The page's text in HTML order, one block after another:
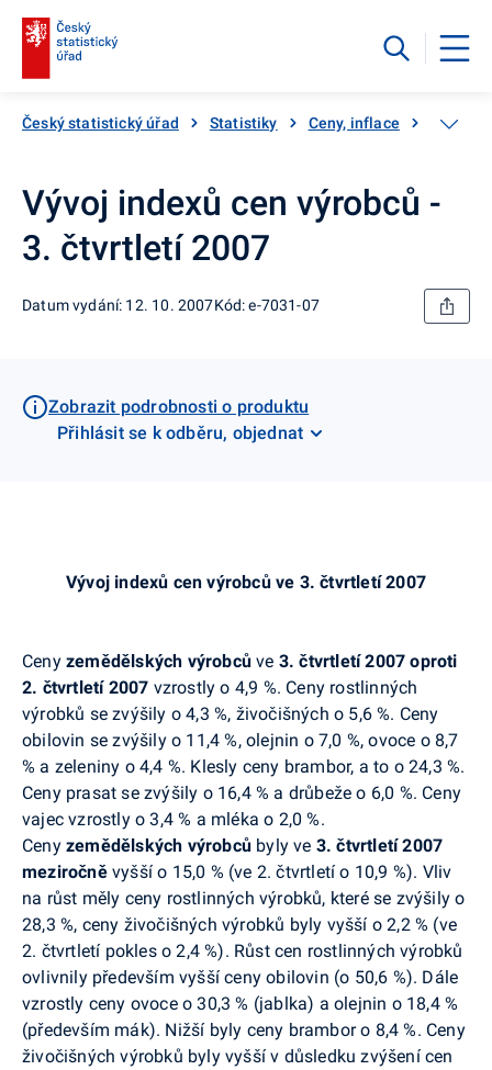
Český statistický úřad Statistiky Ceny, inflace Ceny
Vývoj indexů cen výrobců -
3. čtvrtletí 2007
Datum vydání: 12. 10. 2007Kód: e-7031-07
Zobrazit podrobnosti o produktu
Přihlásit se k odběru, objednat
Vývoj indexů cen výrobců ve 3. čtvrtletí 2007
Ceny zemědělských výrobcůve 3. čtvrtletí 2007 oproti
2. čtvrtletí 2007 vzrostly o 4,9 %. Ceny rostlinných
výrobků se zvýšily o 4,3 %, živočišných o 5,6 %. Ceny
obilovin se zvýšily o 11,4 %, olejnin o 7,0 %, ovoce o 8,7
% a zeleniny o 4,4 %. Klesly ceny brambor, a to o 24,3 %.
Ceny prasat se zvýšily o 16,4 % a drůbeže o 6,0 %. Ceny
vajec vzrostly o 3,4 % a mléka o 2,0 %.
Ceny zemědělských výrobců byly ve 3. čtvrtletí 2007
meziročněvyšší o 15,0 % (ve 2. čtvrtletí o 10,9 %). Vliv
na růst měly ceny rostlinných výrobků, které se zvýšily o
28,3 %, ceny živočišných výrobků byly vyšší o 2,2 % (ve
2. čtvrtletí pokles o 2,4 %). Růst cen rostlinných výrobků
ovlivnily především vyšší ceny obilovin (o 50,6 %). Dále
vzrostly ceny ovoce o 30,3 % (jablka) a olejnin o 18,4 %
(především mák). Nižší byly ceny brambor o 8,4 %. Ceny
živočišných výrobků byly vyšší v důsledku zvýšení cen